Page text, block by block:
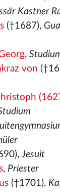
Kastner
(†1687),
,
von
Jesuit
, Priester
(†1701),